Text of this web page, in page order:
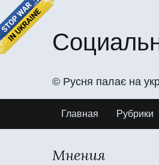
©️ Русня палає на
Главная Рубрики
Мнения